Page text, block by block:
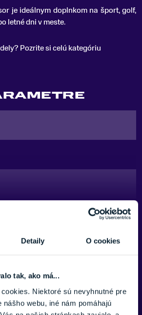
Detaily O cookies
tak, ako má...
Niektoré sú nevyhnutné pre
nášho webu, iné nám pomáhajú
je ideálnym doplnkom na šport, golf,
letné dni v meste.
Pozrite si celú kategóriu
Zobraziť menej
viac informácii? Sme tu